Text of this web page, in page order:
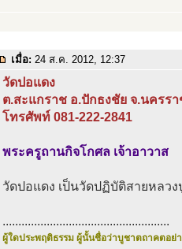
เมื่อ: 24 ส.ค. 2012, 12:37
วัดปอแดง
ต.สะแกราช อ.ปักธงชัย จ.นครร
โทรศัพท์ 081-222-2841
พระครูถานกิจโกศล เจ้าอาวาส
วัดปอแดง เป็นวัดปฏิบัติสายหลว
.....................................................
ผู้ใดประพฤติธรรม ผู้นั้นชื่อว่าบูชาตถาคตอย่า